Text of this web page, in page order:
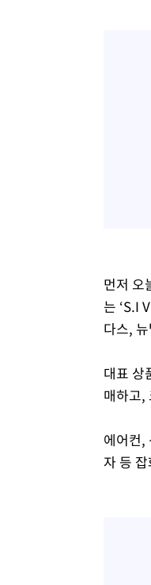
먼저 오
는 ‘S.I
다스,
대표 상
매하고,
에어컨,
자 등